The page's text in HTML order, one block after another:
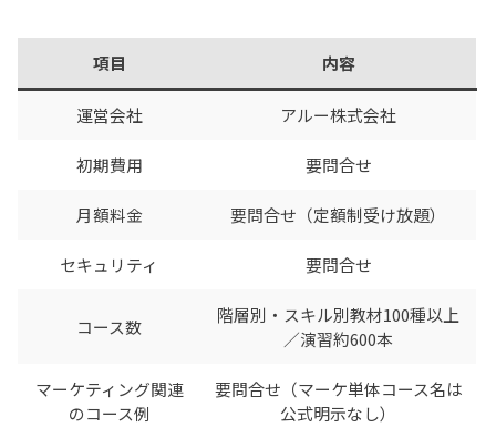
項目 内容
運営会社 アルー株式会社
初期費用 要問合せ
月額料金 要問合せ（定額制受け放題）
セキュリティ 要問合せ
コース数
階層別・スキル別教材100種以上
／演習約600本
マーケティング関連
のコース例
要問合せ（マーケ単体コース名は
公式明示なし）